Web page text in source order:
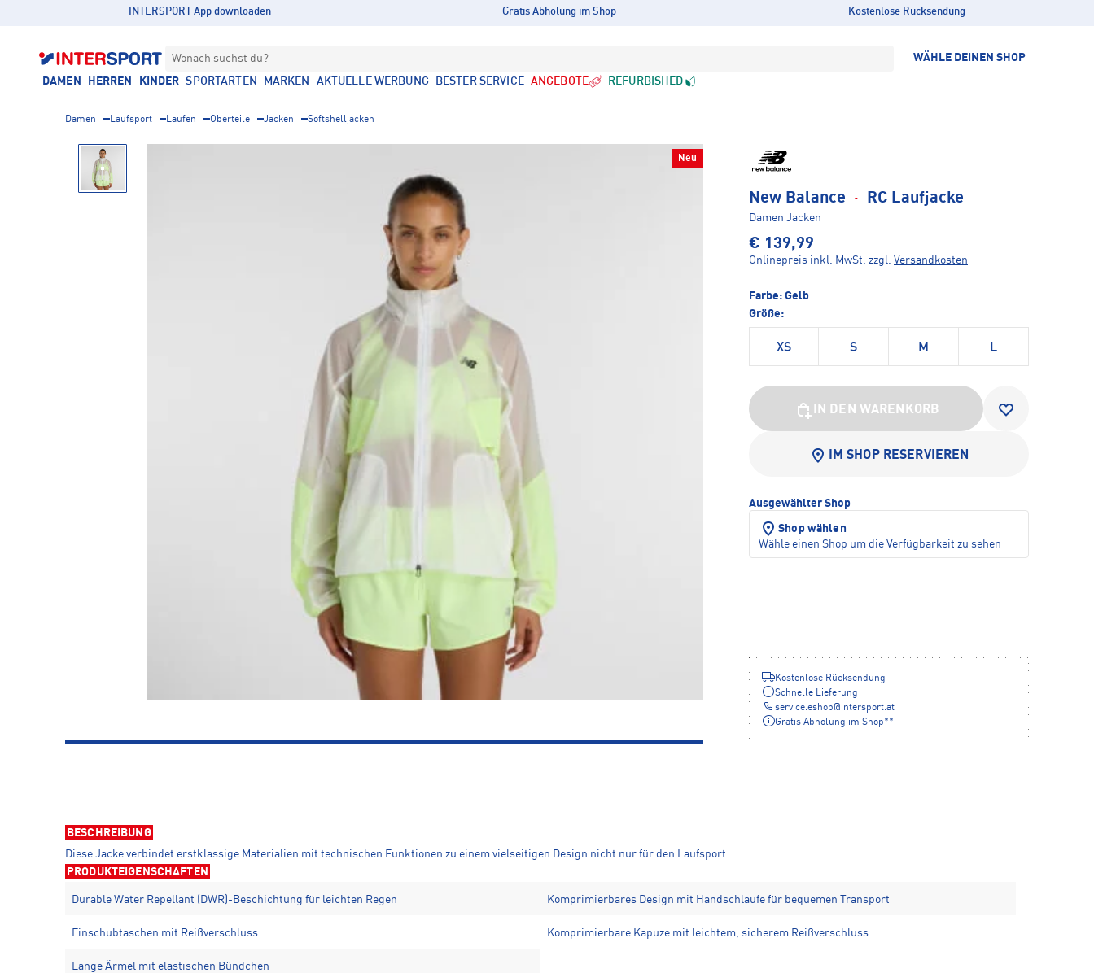
INTERSPORT App downloaden Gratis Abholung im Shop Kostenlose Rücksendung
Wonach suchst du? WÄHLE DEINEN SHOP
DAMEN HERREN KINDER SPORTARTEN MARKEN AKTUELLE WERBUNG BESTER SERVICE ANGEBOTE REFURBISHED
Damen Laufsport Laufen Oberteile Jacken Softshelljacken
Neu
New Balance · RC Laufjacke
Damen Jacken
€ 139,99
Onlinepreis inkl. MwSt. zzgl. Versandkosten
Farbe: Gelb
Größe:
XS S M L
IN DEN WARENKORB
IM SHOP RESERVIEREN
Ausgewählter Shop
Shop wählen
Wähle einen Shop um die Verfügbarkeit zu sehen
Kostenlose Rücksendung
Schnelle Lieferung
service.eshop@intersport.at
Gratis Abholung im Shop**
BESCHREIBUNG
Diese Jacke verbindet erstklassige Materialien mit technischen Funktionen zu einem vielseitigen Design nicht nur für den Laufsport.
PRODUKTEIGENSCHAFTEN
Durable Water Repellant (DWR)-Beschichtung für leichten Regen Komprimierbares Design mit Handschlaufe für bequemen Transport
Einschubtaschen mit Reißverschluss Komprimierbare Kapuze mit leichtem, sicherem Reißverschluss
Lange Ärmel mit elastischen Bündchen